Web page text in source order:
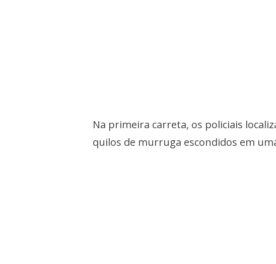
Na primeira carreta, os policiais
quilos de murruga escondidos em